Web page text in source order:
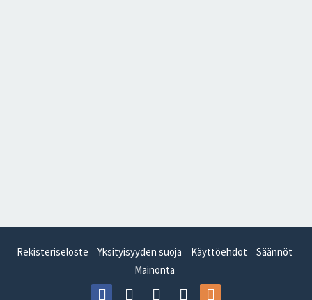
Rekisteriseloste Yksityisyyden suoja Käyttöehdot
Säännöt
Mainonta